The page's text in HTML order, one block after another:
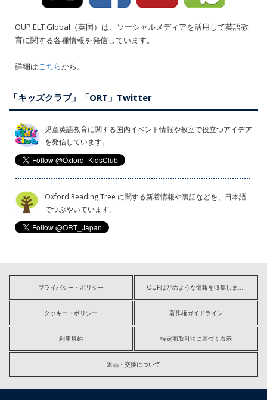
OUP ELT Global（英国）は、ソーシャルメディアを活用して英語教
育に関する各種情報を発信しています。
詳細はこちらから。
「キッズクラブ」「ORT」Twitter
児童英語教育に関する国内イベント情報や教室で役立つアイデア
を発信しています。
Oxford Reading Tree に関する新着情報や裏話などを、日本語
でつぶやいています。
プライバシー・ポリシー OUPはどのような情報を収集しますか?
クッキー・ポリシー 著作権ガイドライン
利用規約 特定商取引法に基づく表示
返品・交換について